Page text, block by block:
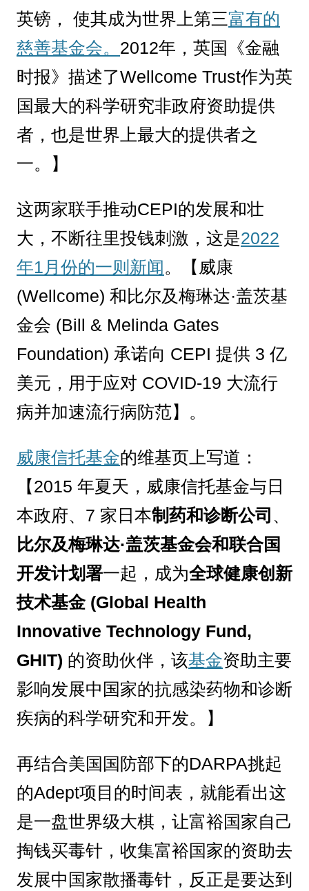
英镑， 使其成为世界上第三富有的
慈善基金会。 2012年，英国《金融
时报》描述了Wellcome Trust作为英
国最大的科学研究非政府资助提供
者，也是世界上最大的提供者之
一。】
这两家联手推动CEPI的发展和壮
大，不断往里投钱刺激，这是2022
年1月份的一则新闻。【威康
(Wellcome) 和比尔及梅琳达·盖茨基
金会 (Bill & Melinda Gates
Foundation) 承诺向 CEPI 提供 3 亿
美元，用于应对 COVID-19 大流行
病并加速流行病防范】。
威康信托基金的维基页上写道：
【2015 年夏天，威康信托基金与日
本政府、7 家日本制药和诊断公司 、
比尔及梅琳达·盖茨基金会和联合国
开发计划署一起，成为全球健康创新
技术基金 (Global Health
Innovative Technology Fund,
GHIT) 的资助伙伴，该基金资助主要
影响发展中国家的抗感染药物和诊断
疾病的科学研究和开发。】
再结合美国国防部下的DARPA挑起
的Adept项目的时间表，就能看出这
是一盘世界级大棋，让富裕国家自己
掏钱买毒针，收集富裕国家的资助去
发展中国家散播毒针，反正是要达到